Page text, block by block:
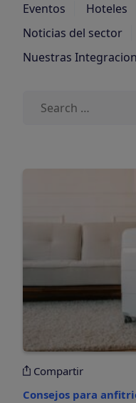
Eventos
Hoteles
Noticias del sector
Nuestras
Compartir
Consejos para